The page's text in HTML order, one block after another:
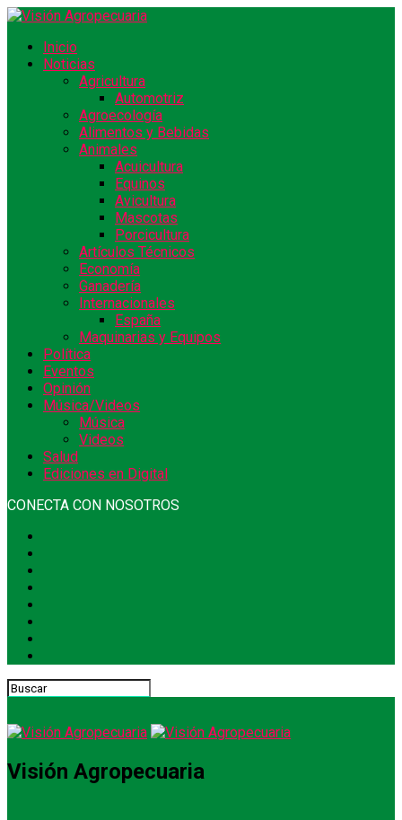
Inicio
Noticias
Agricultura
Automotriz
Agroecología
Alimentos y Bebidas
Animales
Acuicultura
Equinos
Avicultura
Mascotas
Porcicultura
Artículos Técnicos
Economía
Ganadería
Internacionales
España
Maquinarias y Equipos
Política
Eventos
Opinión
Música/Videos
Música
Videos
Salud
Ediciones en Digital
CONECTA CON NOSOTROS
Visión Agropecuaria